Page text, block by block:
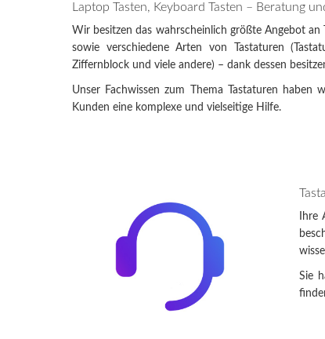
Laptop Tasten, Keyboard Tasten – Beratung
Wir besitzen das wahrscheinlich größte Angebot
sowie verschiedene Arten von Tastaturen
Ziffernblock und viele andere) – dank dessen
Unser Fachwissen zum Thema Tastaturen
Kunden eine komplexe und vielseitige Hilfe.
Ihre
Sie